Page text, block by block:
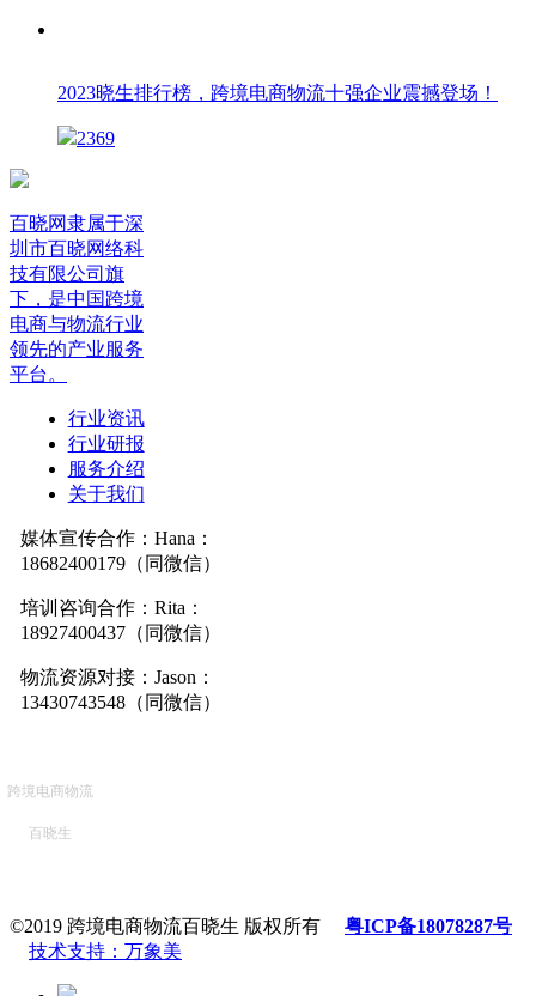
2023晓生排行榜，跨境电商物流十强企业震撼登场！
2369
百晓网隶属于深
圳市百晓网络科
技有限公司旗
下，是中国跨境
电商与物流行业
领先的产业服务
平台。
行业资讯
行业研报
服务介绍
关于我们
媒体宣传合作：Hana：
18682400179（同微信）
培训咨询合作：Rita：
18927400437（同微信）
物流资源对接：Jason：
13430743548（同微信）
跨境电商物流
百晓生
©2019 跨境电商物流百晓生 版权所有 粤ICP备18078287号
技术支持：万象美